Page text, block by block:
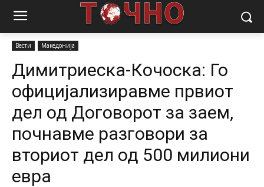
Почетна
Димитриеска-Кочоска: Го официјализиравме
Вести Македонија
Димитриеска-Кочоска: Го
официјализиравме првиот
дел од Договорот за заем,
почнавме разговори за
вториот дел од 500 милиони
евра